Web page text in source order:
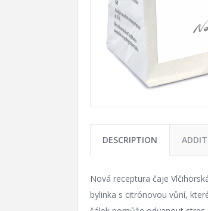
DESCRIPTION
Nová receptura čaje
bylinka s citrónovou vůní,